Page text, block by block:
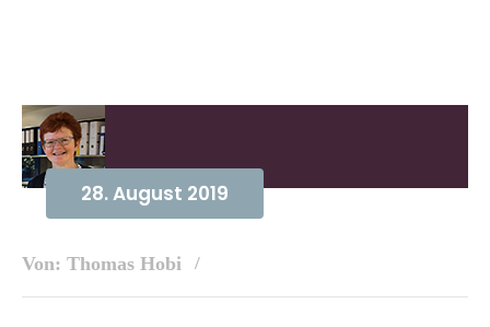
28. August 2019
Von: Thomas Hobi